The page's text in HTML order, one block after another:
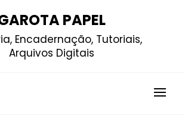
PAPEL
Encadernação, Tutoriais,
Arquivos Digitais